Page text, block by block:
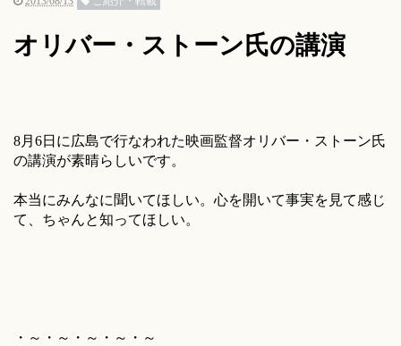
オリバー・ストーン氏の講演
8月6日に広島で行なわれた映画監督オリバー・ストーン氏
の講演が素晴らしいです。
本当にみんなに聞いてほしい。心を開いて事実を見て感じ
て、ちゃんと知ってほしい。
・～・～・～・～・～